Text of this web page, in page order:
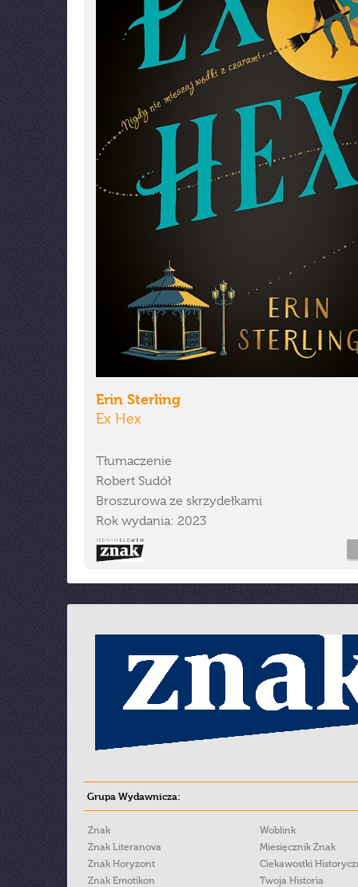
Erin Sterling
Ex Hex
Tłumaczenie
Robert Sudół
Broszurowa ze skrzydełkami
Rok wydania: 2023
Grupa Wydawnicza:
Znak
Znak Literanova
Znak Horyzont
Znak Emotikon
Woblink
Miesięcznik Znak
Ciekawostki
Twoja Historia